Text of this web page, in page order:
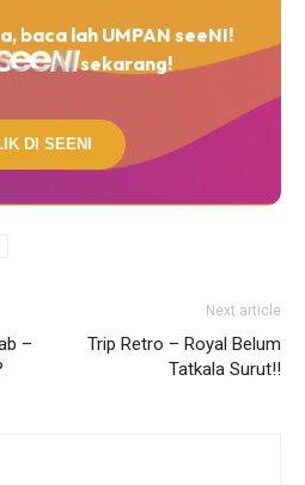
baca lah UMPAN seeNI!
sekarang!
DI SEENI
–
Next article
Trip Retro – Royal Belum
Tatkala Surut!!